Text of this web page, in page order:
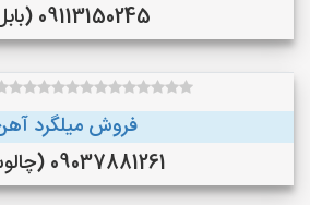
09113150245 (بابل )
فروش میلگرد
09037881261 (چالوس )